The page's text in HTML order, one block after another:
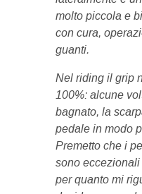
molto piccola e
con cura,
guanti.
Nel riding il grip
100%: alcune
bagnato, la
pedale in modo
Premetto che i
sono
per quanto mi